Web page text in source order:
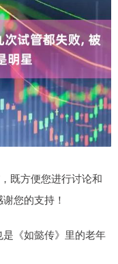
既方便您进行讨论和
您的支持！
《如懿传》里的老年